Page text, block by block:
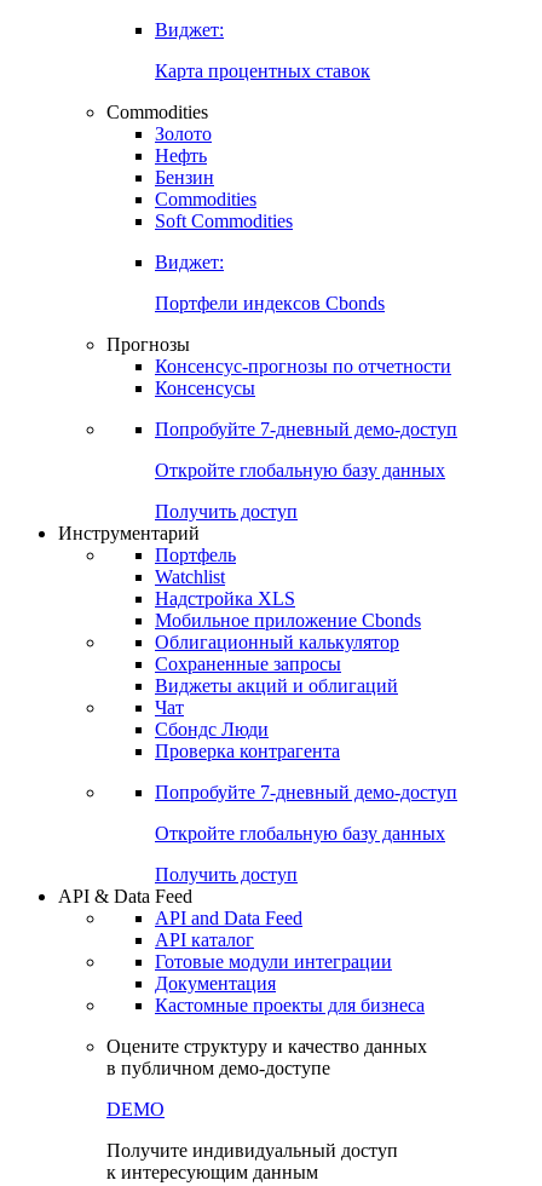
Виджет:
Карта процентных ставок
Commodities
Золото
Нефть
Бензин
Commodities
Soft Commodities
Виджет:
Портфели индексов Cbonds
Прогнозы
Консенсус-прогнозы по отчетности
Консенсусы
Попробуйте 7-дневный демо-доступ
Откройте глобальную базу данных
Получить доступ
Инструментарий
Портфель
Watchlist
Надстройка XLS
Мобильное приложение Cbonds
Облигационный калькулятор
Сохраненные запросы
Виджеты акций и облигаций
Чат
Сбондс Люди
Проверка контрагента
Попробуйте 7-дневный демо-доступ
Откройте глобальную базу данных
Получить доступ
API & Data Feed
API and Data Feed
API каталог
Готовые модули интеграции
Документация
Кастомные проекты для бизнеса
Оцените структуру и качество данных
в публичном демо-доступе
DEMO
Получите индивидуальный доступ
к интересующим данным